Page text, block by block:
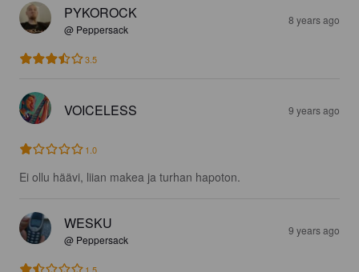
PYKOROCK
@ Peppersack
8 years ago
3.5
VOICELESS 9 years ago
1.0
Ei ollu häävi, liian makea ja turhan hapoton.
WESKU
@ Peppersack
9 years ago
1.5